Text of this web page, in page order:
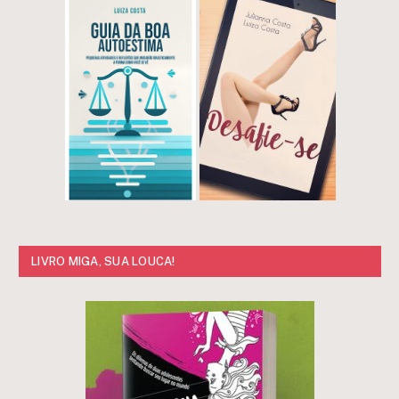
LIVRO MIGA, SUA LOUCA!